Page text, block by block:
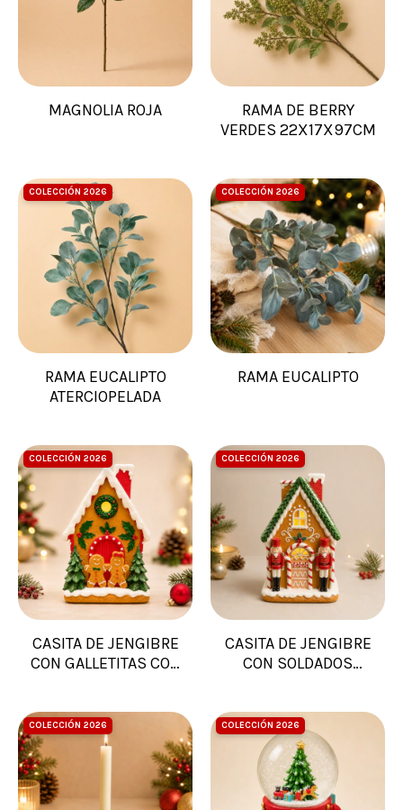
MAGNOLIA ROJA
RAMA DE BERRY
VERDES 22X17X97CM
COLECCIÓN 2026
RAMA EUCALIPTO
ATERCIOPELADA
COLECCIÓN 2026
RAMA EUCALIPTO
COLECCIÓN 2026
CASITA DE JENGIBRE
CON GALLETITAS CON
COLECCIÓN 2026
CASITA DE JENGIBRE
CON SOLDADOS
COLECCIÓN 2026 COLECCIÓN 2026